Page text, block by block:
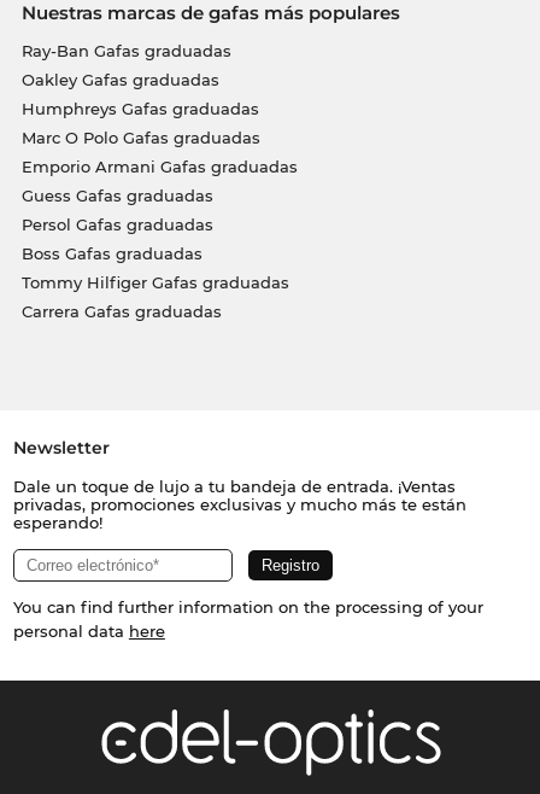
Nuestras marcas de gafas más populares
Ray-Ban Gafas graduadas
Oakley Gafas graduadas
Humphreys Gafas graduadas
Marc O Polo Gafas graduadas
Emporio Armani Gafas graduadas
Guess Gafas graduadas
Persol Gafas graduadas
Boss Gafas graduadas
Tommy Hilfiger Gafas graduadas
Carrera Gafas graduadas
Newsletter
Dale un toque de lujo a tu bandeja de entrada. ¡Ventas
privadas, promociones exclusivas y mucho más te están
esperando!
You can find further information on the processing of your
personal data here